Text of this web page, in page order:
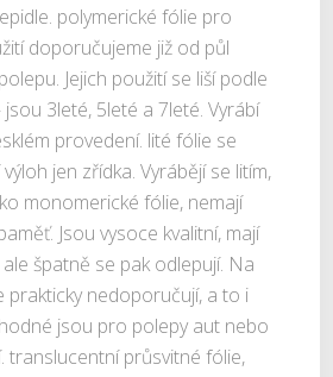
polymerické fólie pro
doporučujeme již od půl
Jejich použití se liší podle
3leté, 5leté a 7leté. Vyrábí
provedení. lité fólie se
jen zřídka. Vyrábějí se litím,
monomerické fólie, nemají
Jsou vysoce kvalitní, mají
špatně se pak odlepují. Na
prakticky nedoporučují, a to i
jsou pro polepy aut nebo
translucentní průsvitné fólie,